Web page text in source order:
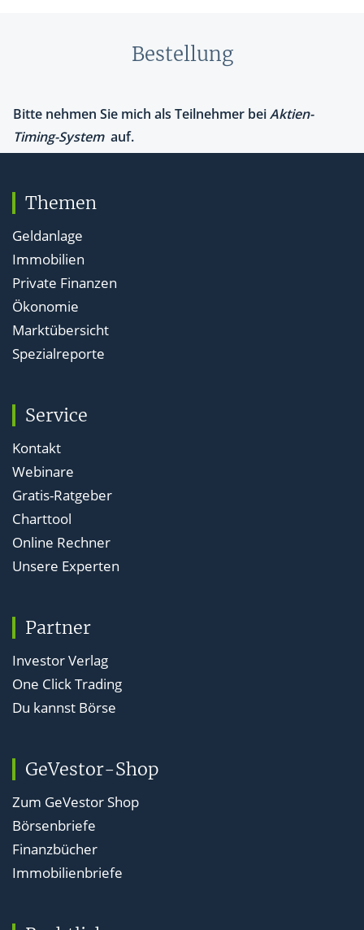
Bestellung
Themen
Geldanlage
Immobilien
Private Finanzen
Ökonomie
Marktübersicht
Spezialreporte
Service
Kontakt
Webinare
Gratis-Ratgeber
Charttool
Online Rechner
Unsere Experten
Partner
Investor Verlag
One Click Trading
Du kannst Börse
GeVestor-Shop
Zum GeVestor Shop
Börsenbriefe
Finanzbücher
Immobilienbriefe